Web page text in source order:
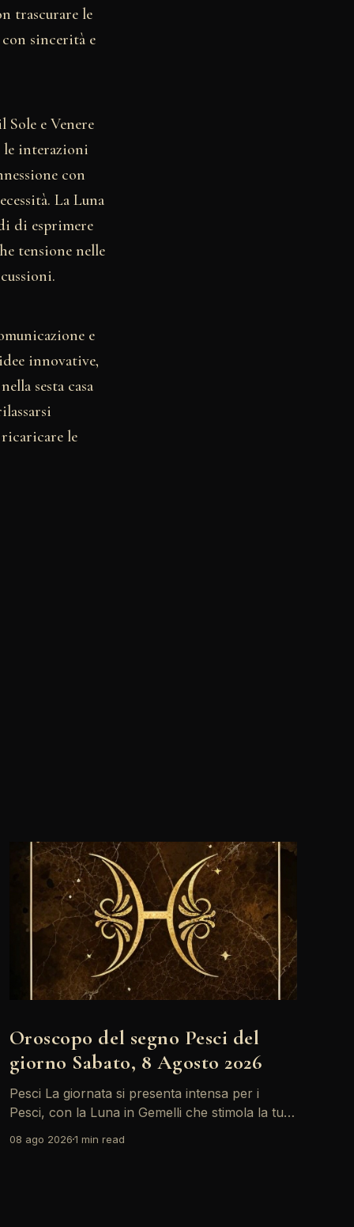
trascurare le
sincerità e
e Venere
le interazioni
con
La Luna
di esprimere
tensione nelle
e
innovative,
sesta casa
le
Oroscopo del segno Pesci del
giorno Sabato, 8 Agosto 2026
Pesci La giornata si presenta intensa per i
Pesci, con la Luna in Gemelli che stimola la tua
Le sfide possono apparire più grandi, ma la tua
08 ago 20261 min read